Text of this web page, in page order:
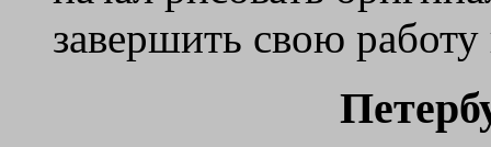
завершить свою работу